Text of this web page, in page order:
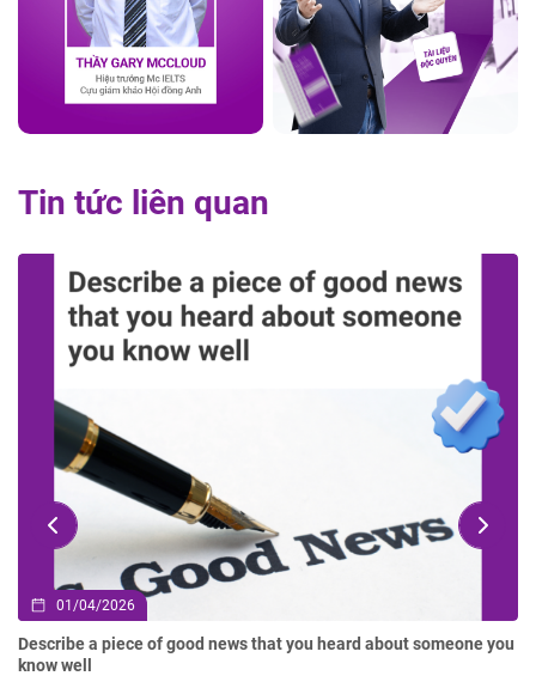
Tin tức liên quan
01/04/2026
Describe a piece of good news that you heard about someone you
know well